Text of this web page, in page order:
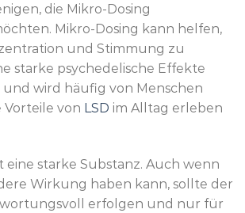
die Mikro-Dosing
Mikro-Dosing kann helfen,
und Stimmung zu
starke psychedelische Effekte
wird häufig von Menschen
von LSD im Alltag erleben
eine starke Substanz. Auch wenn
Wirkung haben kann, sollte der
erfolgen und nur für